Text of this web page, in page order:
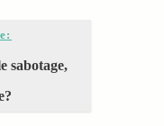
sabotage,